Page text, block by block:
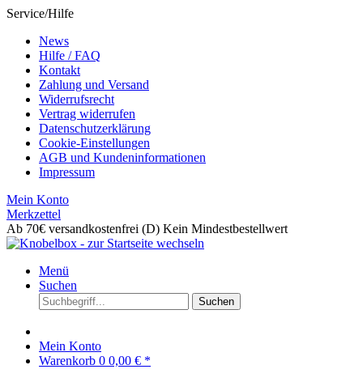
Service/Hilfe
News
Hilfe / FAQ
Kontakt
Zahlung und Versand
Widerrufsrecht
Vertrag widerrufen
Datenschutzerklärung
Cookie-Einstellungen
AGB und Kundeninformationen
Impressum
Mein Konto
Merkzettel
Ab 70€ versandkostenfrei (D) Kein Mindestbestellwert
Menü
Suchen
Suchen
Mein Konto
Warenkorb 0 0,00 € *